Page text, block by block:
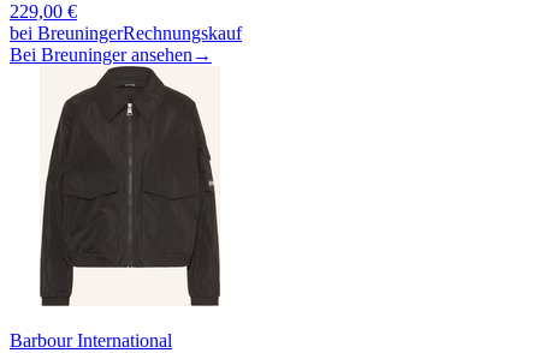
229,00 €
bei BreuningerRechnungskauf
Bei Breuninger ansehen →
Barbour International